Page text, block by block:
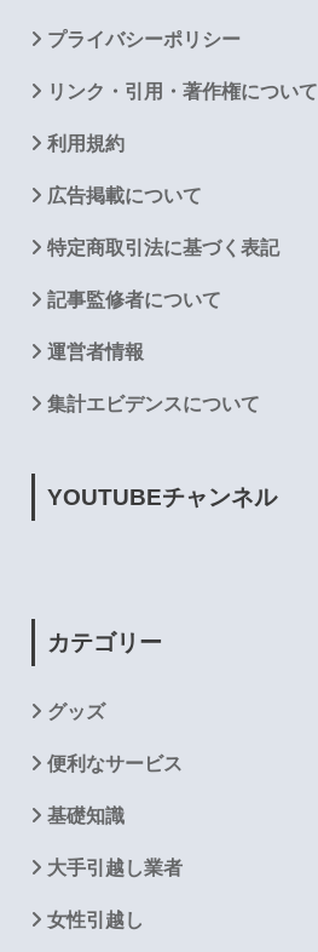
プライバシーポリシー
リンク・引用・著作権について
利用規約
広告掲載について
特定商取引法に基づく表記
記事監修者について
運営者情報
集計エビデンスについて
YOUTUBEチャンネル
カテゴリー
グッズ
便利なサービス
基礎知識
大手引越し業者
女性引越し